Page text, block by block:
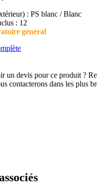
: PS blanc / Blanc
: 12
général
un devis pour ce produit ?
contacterons dans les plus